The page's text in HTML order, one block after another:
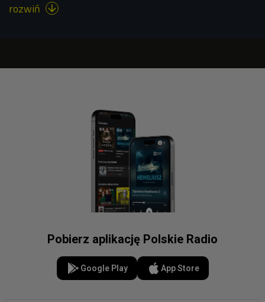
rozwiń 
Pobierz aplikację Polskie Radio
Google Play App Store